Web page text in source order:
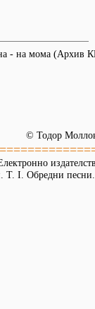
- на мома (Архив
© Тодор
Т. І. Обредни